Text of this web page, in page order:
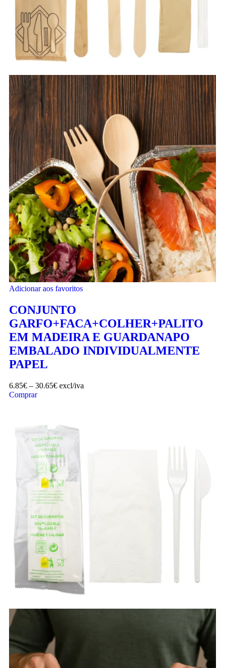
Adicionar aos favoritos
CONJUNTO
GARFO+FACA+COLHER+PALITO
EM MADEIRA E GUARDANAPO
EMBALADO INDIVIDUALMENTE
PAPEL
6.85€ – 30.65€ excl/iva
Comprar